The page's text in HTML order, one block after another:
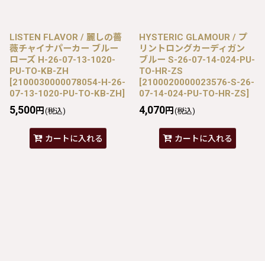
LISTEN FLAVOR / 麗しの薔
薇チャイナパーカー ブルー
ローズ H-26-07-13-1020-
PU-TO-KB-ZH
[2100030000078054-H-26-
07-13-1020-PU-TO-KB-ZH]
5,500円 (税込)
カートに入れる
HYSTERIC GLAMOUR / プ
リントロングカーディガン
ブルー S-26-07-14-024-PU-
TO-HR-ZS
[2100020000023576-S-26-
07-14-024-PU-TO-HR-ZS]
4,070円 (税込)
カートに入れる